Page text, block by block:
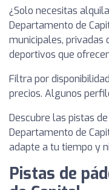
¿Solo necesitas
Departamento de
municipales, privadas
deportivos que
Filtra por
precios. Algunos
Descubre las pistas
Departamento de
adapte a tu tiempo y
Pistas de